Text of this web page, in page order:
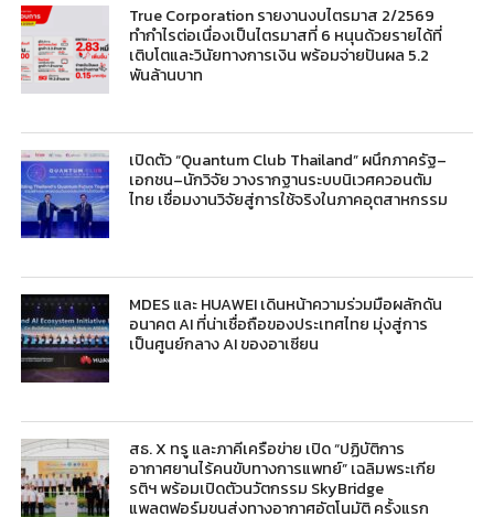
True Corporation รายงานงบไตรมาส 2/2569
ทำกำไรต่อเนื่องเป็นไตรมาสที่ 6 หนุนด้วยรายได้ที่
เติบโตและวินัยทางการเงิน พร้อมจ่ายปันผล 5.2
พันล้านบาท
เปิดตัว “Quantum Club Thailand” ผนึกภาครัฐ–
เอกชน–นักวิจัย วางรากฐานระบบนิเวศควอนตัม
ไทย เชื่อมงานวิจัยสู่การใช้จริงในภาคอุตสาหกรรม
MDES และ HUAWEI เดินหน้าความร่วมมือผลักดัน
อนาคต AI ที่น่าเชื่อถือของประเทศไทย มุ่งสู่การ
เป็นศูนย์กลาง AI ของอาเซียน
สธ. X ทรู และภาคีเครือข่าย เปิด “ปฏิบัติการ
อากาศยานไร้คนขับทางการแพทย์” เฉลิมพระเกีย
รติฯ พร้อมเปิดตัวนวัตกรรม SkyBridge
แพลตฟอร์มขนส่งทางอากาศอัตโนมัติ ครั้งแรก